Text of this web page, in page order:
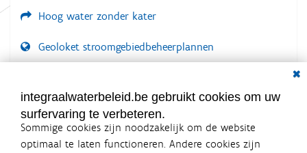
e
Hoog water zonder kater
Geoloket stroomgebiedbeheerplannen
LOGIN VEREIST
integraalwaterbeleid.be gebruikt cookies om uw
surfervaring te verbeteren.
Sommige cookies zijn noodzakelijk om de website
optimaal te laten functioneren. Andere cookies zijn